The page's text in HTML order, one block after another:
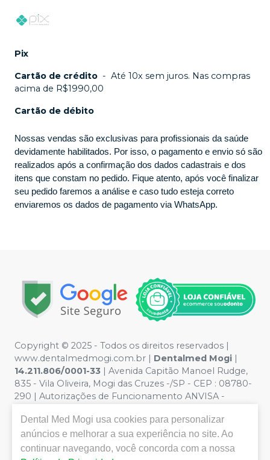
Pix
Cartão de crédito - Até 10x sem juros. Nas compras
acima de R$1990,00
Cartão de débito
Nossas vendas são exclusivas para profissionais da saúde
devidamente habilitados. Por isso, o pagamento e envio só são
realizados após a confirmação dos dados cadastrais e dos
itens que constam no pedido. Fique atento, após você finalizar
seu pedido faremos a análise e caso tudo esteja correto
enviaremos os dados de pagamento via WhatsApp.
Copyright © 2025 - Todos os direitos reservados |
www.dentalmedmogi.com.br | Dentalmed Mogi |
14.211.806/0001-33 | Avenida Capitão Manoel Rudge,
835 - Vila Oliveira, Mogi das Cruzes -/SP - CEP : 08780-
290 | Autorizações de Funcionamento ANVISA -
(Correlatos): 8.24948-2 | Farmacêutica responsável:
Paulo Augusto Vilela Rodrigues - CRF/SP nº 56.684 |
Política de Privacidade e Segurança - Fotos meramente
Dental Med Mogi usa cookies para personalizar
anúncios e melhorar a sua experiência no site. Ao
continuar navegando, você concorda com a nossa